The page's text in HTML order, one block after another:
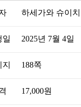
하세가와 슈이치
일 2025년 7월 4일
188쪽
17,000원